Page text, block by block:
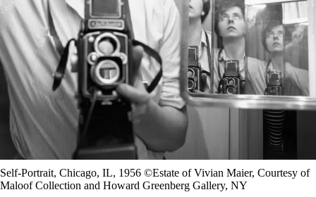
Self-Portrait, Chicago, IL, 1956 ©Estate of Vivian Maier, Courtesy of
Maloof Collection and Howard Greenberg Gallery, NY